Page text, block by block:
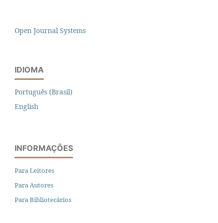
Open Journal Systems
IDIOMA
Português (Brasil)
English
INFORMAÇÕES
Para Leitores
Para Autores
Para Bibliotecários